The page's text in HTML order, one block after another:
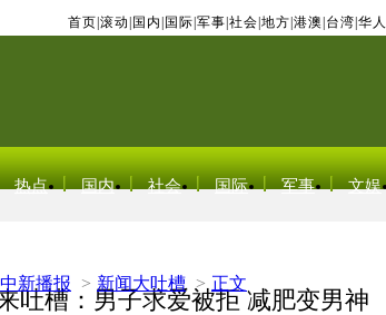
首页 滚动 国内 国际 军事 社会 地方 港澳 台湾 华人
热点 国内 社会 国际 军事 文娱
中新播报 > 新闻大吐槽 > 正文
吐槽：男子求爱被拒 减肥变男神